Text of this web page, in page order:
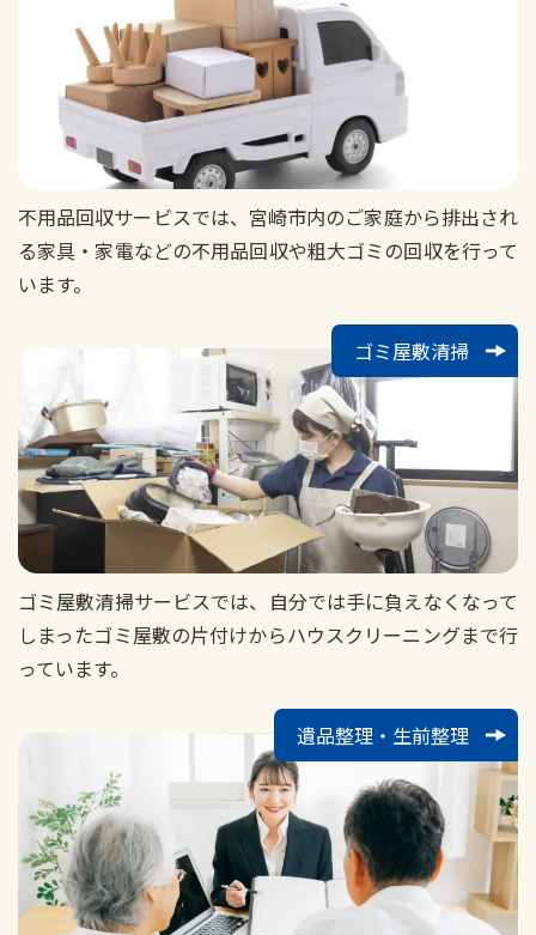
不用品回収サービスでは、宮崎市内のご家庭から排出され
る家具・家電などの不用品回収や粗大ゴミの回収を行って
います。
ゴミ屋敷清掃
ゴミ屋敷清掃サービスでは、自分では手に負えなくなって
しまったゴミ屋敷の片付けからハウスクリーニングまで行
っています。
遺品整理・生前整理